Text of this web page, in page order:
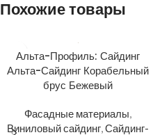
Похожие товары
Альта-Профиль: Сайдинг
Альта-Сайдинг Корабельный
брус Бежевый
Фасадные материалы,
Виниловый сайдинг,Сайдинг-